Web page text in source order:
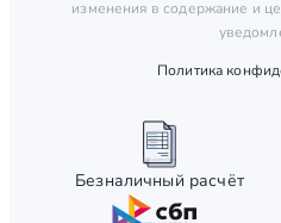
изменения в содержание и
Политика
Безналичный расчёт